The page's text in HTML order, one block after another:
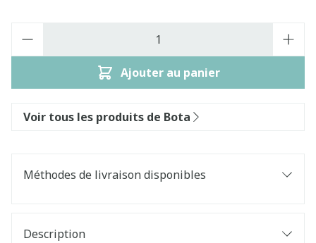
Ajouter au panier
Voir tous les produits de Bota
Méthodes de livraison disponibles
Description